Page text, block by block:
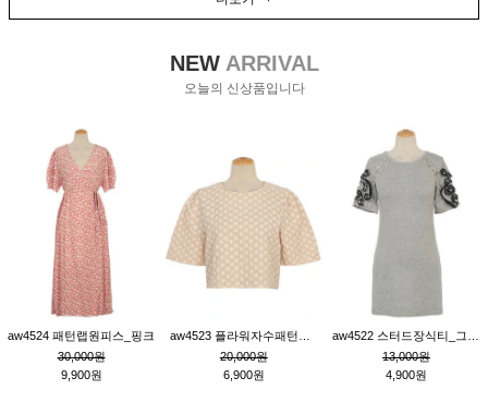
NEWARRIVAL
오늘의 신상품입니다
aw4524 패턴랩원피스_핑크
30,000원
9,900원
20,000원
6,900원
13,000원
4,900원